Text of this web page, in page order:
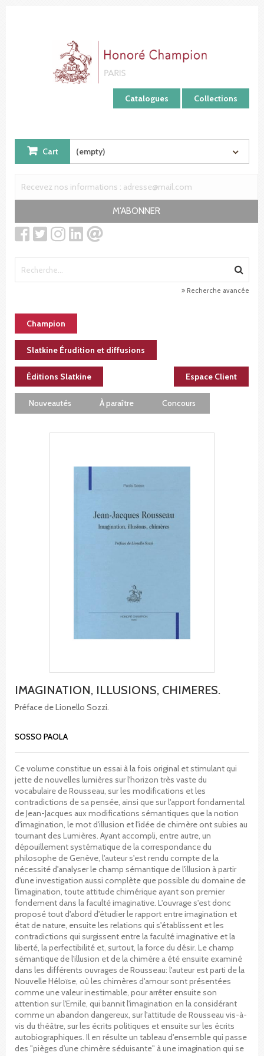
Catalogues Collections
Cart (empty)
M'ABONNER
Recherche avancée
Champion
Slatkine Érudition et diffusions
Éditions Slatkine Espace Client
Nouveautés À paraître Concours
IMAGINATION, ILLUSIONS, CHIMERES.
Préface de Lionello Sozzi.
SOSSO PAOLA
Ce volume constitue un essai à la fois original et stimulant qui
jette de nouvelles lumières sur l'horizon très vaste du
vocabulaire de Rousseau, sur les modifications et les
contradictions de sa pensée, ainsi que sur l'apport fondamental
de Jean-Jacques aux modifications sémantiques que la notion
d'imagination, le mot d'illusion et l'idée de chimère ont subies au
tournant des Lumières. Ayant accompli, entre autre, un
dépouillement systématique de la correspondance du
philosophe de Genève, l'auteur s'est rendu compte de la
nécessité d'analyser le champ sémantique de l'illusion à partir
d'une investigation aussi complète que possible du domaine de
l'imagination, toute attitude chimérique ayant son premier
fondement dans la faculté imaginative. L'ouvrage s'est donc
proposé tout d'abord d'étudier le rapport entre imagination et
état de nature, ensuite les relations qui s'établissent et les
contradictions qui surgissent entre la faculté imaginative et la
liberté, la perfectibilité et, surtout, la force du désir. Le champ
sémantique de l'illusion et de la chimère a été ensuite examiné
dans les différents ouvrages de Rousseau: l'auteur est parti de la
Nouvelle Héloïse, où les chimères d'amour sont présentées
comme une valeur inestimable, pour arrêter ensuite son
attention sur l'Emile, qui bannit l'imagination en la considérant
comme un abandon dangereux, sur l'attitude de Rousseau vis-à-
vis du théâtre, sur les écrits politiques et ensuite sur les écrits
autobiographiques. Il en résulte un tableau d'ensemble qui passe
des "pièges d'une chimère séduisante" à une imagination qui se